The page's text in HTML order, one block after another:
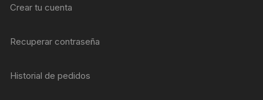
Crear tu cuenta
Recuperar contraseña
Historial de pedidos